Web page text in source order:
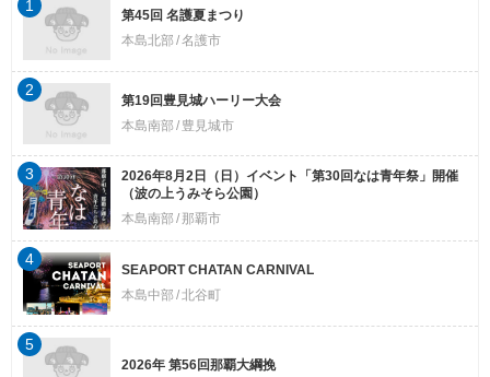
第45回 名護夏まつり
本島北部 名護市
1
第19回豊見城ハーリー大会
本島南部
豊見城市
2
2026年8月2日（日）イベント「第30回なは青年祭」開催
（波の上うみそら公園）
本島南部
那覇市
3
SEAPORT CHATAN CARNIVAL
本島中部 北谷町
4
2026年 第56回那覇大綱挽
5